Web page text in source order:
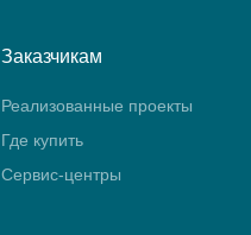
Заказчикам
Реализованные проекты
Где купить
Сервис-центры